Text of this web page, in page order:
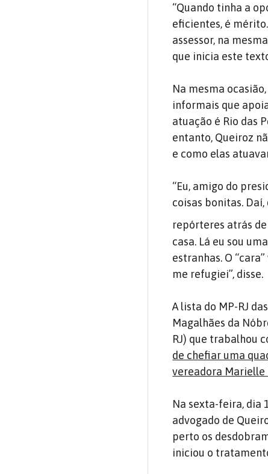
“Quando tinha a
eficientes, é
assessor, na
que inicia este
Na mesma
informais que
atuação é Rio das
entanto, Queiroz
e como elas
“Eu, amigo do
coisas bonitas.
repórteres atrás
casa. Lá eu sou
estranhas. O
me refugiei”, disse.
A lista do MP-RJ
Magalhães da
RJ) que trabalhou
de chefiar uma
vereadora Marielle
Na sexta-feira, dia
advogado de
perto os
iniciou o